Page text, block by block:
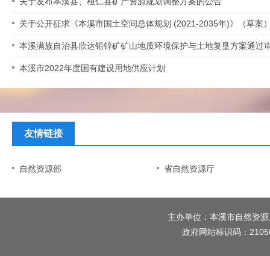
关于公开征求《本溪市国土空间总体规划 (2021-2035年)》（草案
本溪满族自治县欣达铅锌矿矿山地质环境保护与土地复垦方案通过
本溪市2022年度国有建设用地供应计划
友情链接
自然资源部 省自然资源厅
主办单位：本溪市自然资
政府网站标识码：